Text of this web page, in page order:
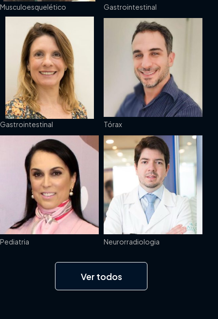
Musculoesquelético Gastrointestinal
Gastrointestinal Tórax
Pediatria Neurorradiologia
Ver todos